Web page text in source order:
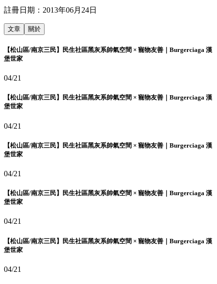
註冊日期： 2013年06月24日
文章 關於
【松山區/南京三民】民生社區黑灰系帥氣空間 × 寵物友善｜Burgerciaga 漢
堡世家
04/21
【松山區/南京三民】民生社區黑灰系帥氣空間 × 寵物友善｜Burgerciaga 漢
堡世家
04/21
【松山區/南京三民】民生社區黑灰系帥氣空間 × 寵物友善｜Burgerciaga 漢
堡世家
04/21
【松山區/南京三民】民生社區黑灰系帥氣空間 × 寵物友善｜Burgerciaga 漢
堡世家
04/21
【松山區/南京三民】民生社區黑灰系帥氣空間 × 寵物友善｜Burgerciaga 漢
堡世家
04/21